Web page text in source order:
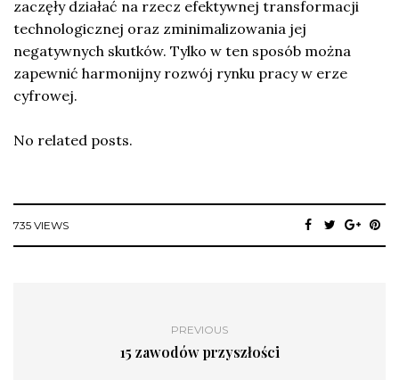
zaczęły działać na rzecz efektywnej transformacji
technologicznej oraz zminimalizowania jej
negatywnych skutków. Tylko w ten sposób można
zapewnić harmonijny rozwój rynku pracy w erze
cyfrowej.
No related posts.
735 VIEWS
PREVIOUS
15 zawodów przyszłości